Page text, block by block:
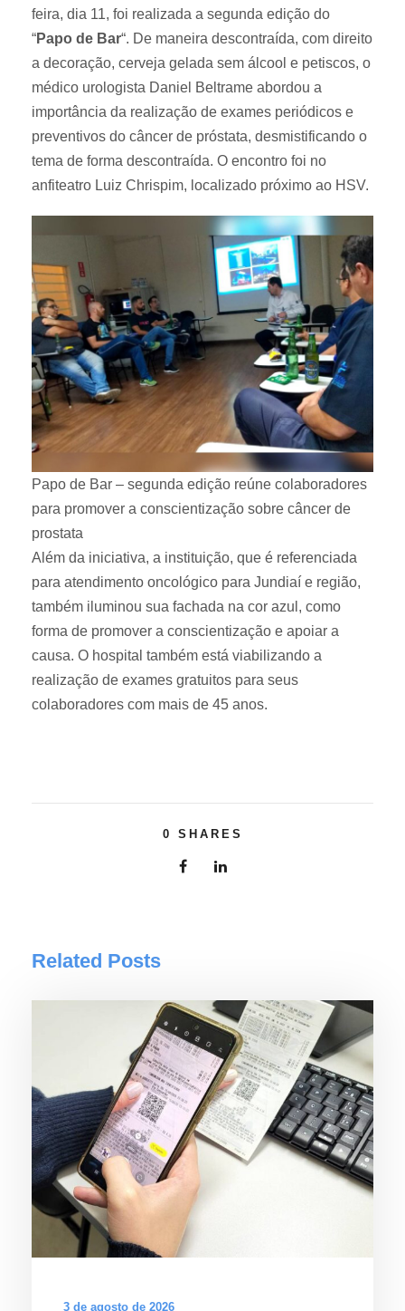
feira, dia 11, foi realizada a segunda edição do
“Papo de Bar“. De maneira descontraída, com direito
a decoração, cerveja gelada sem álcool e petiscos, o
médico urologista Daniel Beltrame abordou a
importância da realização de exames periódicos e
preventivos do câncer de próstata, desmistificando o
tema de forma descontraída. O encontro foi no
anfiteatro Luiz Chrispim, localizado próximo ao HSV.
Papo de Bar – segunda edição reúne colaboradores
para promover a conscientização sobre câncer de
prostata
Além da iniciativa, a instituição, que é referenciada
para atendimento oncológico para Jundiaí e região,
também iluminou sua fachada na cor azul, como
forma de promover a conscientização e apoiar a
causa. O hospital também está viabilizando a
realização de exames gratuitos para seus
colaboradores com mais de 45 anos.
0 SHARES
Related Posts
3 de agosto de 2026